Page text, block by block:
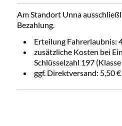
Am Standort Unna
Bezahlung.
Erteilung Fahrerlaubnis:
zusätzliche Kosten bei
Schlüsselzahl 197
ggf. Direktversand: 5,50 €